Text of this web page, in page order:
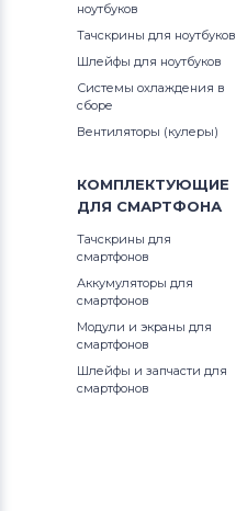
ноутбуков
Тачскрины для ноутбуков
Шлейфы для ноутбуков
Системы охлаждения в
сборе
Вентиляторы (кулеры)
КОМПЛЕКТУЮЩИЕ
ДЛЯ СМАРТФОНА
Тачскрины для
смартфонов
Аккумуляторы для
смартфонов
Модули и экраны для
смартфонов
Шлейфы и запчасти для
смартфонов